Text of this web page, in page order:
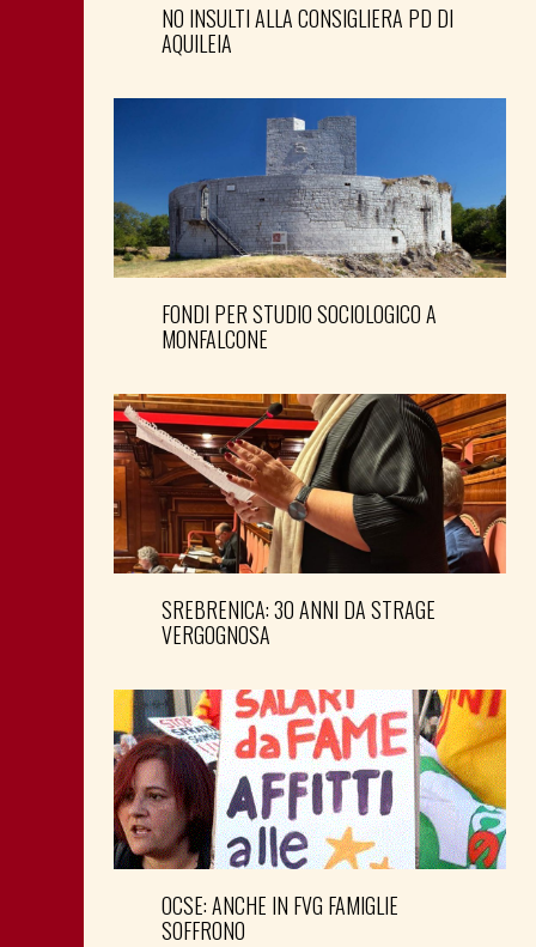
NO INSULTI ALLA CONSIGLIERA PD DI
AQUILEIA
FONDI PER STUDIO SOCIOLOGICO A
MONFALCONE
SREBRENICA: 30 ANNI DA STRAGE
VERGOGNOSA
OCSE: ANCHE IN FVG FAMIGLIE
SOFFRONO